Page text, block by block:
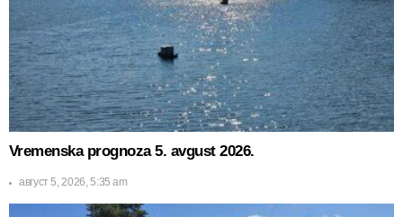
Vremenska prognoza 5. avgust 2026.
август 5, 2026, 5:35 am